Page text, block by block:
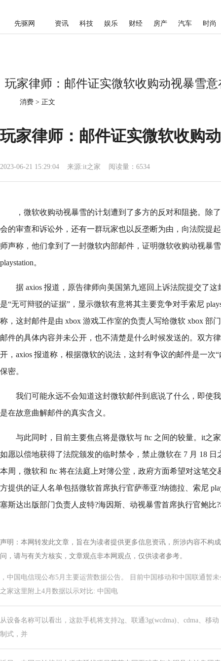
先驱网 资讯 科技 娱乐 财经 房产 汽车 时尚
玩家律师：邮件证实微软收购动视暴雪
消费 > 正文
玩家律师：邮件证实微软收购
2023-06-21 15:29:04 来源:it之家 阅读量：6534
，微软收购动视暴雪的计划遭到了多方的反对和阻挠。除
会的审查和诉讼外，还有一群玩家也以反垄断为由，向法院提
师声称，他们拿到了一封微软内部邮件，证明微软收购动视暴
playstation。
据 axios 报道，原告律师向美国第九巡回上诉法院提交了
是“无可辩驳的证据”，显示微软有意将其主要竞争对手索尼
称，这封邮件是由 xbox 游戏工作室的负责人写给微软 xbox 部
邮件的具体内容并未公开，也不清楚是什么时候发送的。双方
开，axios 报道称，根据微软的说法，这封有争议的邮件是一次
保密。
我们可能永远不会知道这封微软邮件到底说了什么，即使
是在故意曲解邮件的真实含义。
与此同时，目前主要焦点将是微软与 ftc 之间的较量。it之
如愿以偿地获得了法院颁发的临时禁令，禁止微软在 7 月 18
本周，微软和 ftc 将在法庭上对簿公堂，政府方面希望对这笔交
方提供的证人名单包括微软首席执行官萨蒂亚?纳德拉、索尼
塞斯达出版部门负责人皮特?海因斯、动视暴雪首席执行官鲍比
声明：本网转发此文章，旨在为读者提供更多信息资讯，所涉内容不构
问，请与有关方核实，文章观点非本网观点，仅供读者参考。
，中国电信现公布5月主要运营数据公告。 目前中国移动和中国联通暂
之家这里附上4月数据以示对比: 中国电
从设备名称可以看出，这款手机将支持2g、联通3g(wcdma)、cdma、移
制式，并